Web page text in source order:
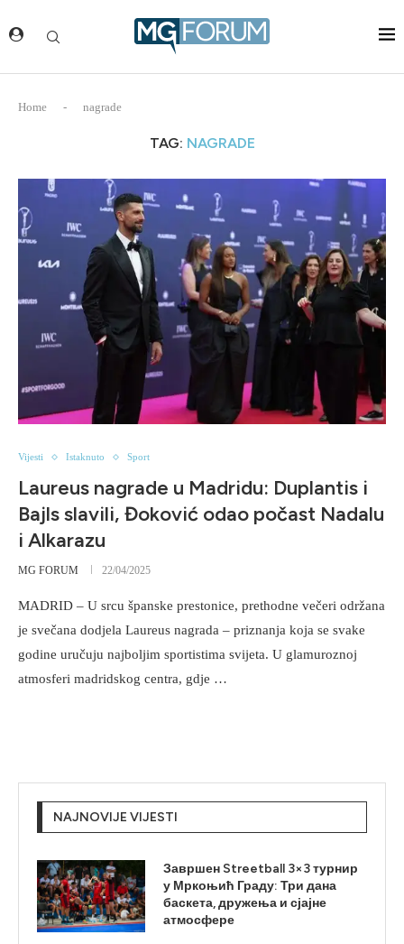
Home - nagrade
TAG: NAGRADE
Vijesti Istaknuto Sport
Laureus nagrade u Madridu: Duplantis i
Bajls slavili, Đoković odao počast Nadalu
i Alkarazu
MG FORUM 22/04/2025
MADRID – U srcu španske prestonice, prethodne večeri održana
je svečana dodjela Laureus nagrada – priznanja koja se svake
godine uručuju najboljim sportistima svijeta. U glamuroznoj
atmosferi madridskog centra, gdje …
NAJNOVIJE VIJESTI
Завршен Streetball 3×3 турнир
у Мркоњић Граду: Три дана
баскета, дружења и сјајне
атмосфере